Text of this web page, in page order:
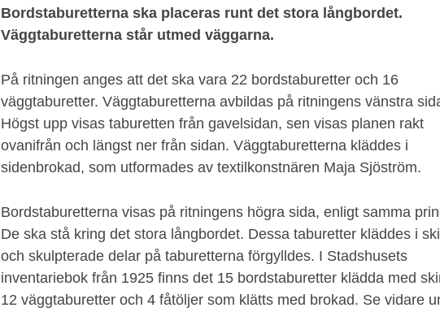
Bordstaburetterna ska placeras runt det stora långbordet.
Väggtaburetterna står utmed väggarna.
På ritningen anges att det ska vara 22 bordstaburetter och 16
väggtaburetter. Väggtaburetterna avbildas på ritningens vänstra
Högst upp visas taburetten från gavelsidan, sen visas planen rakt
ovanifrån och längst ner från sidan. Väggtaburetterna kläddes i
sidenbrokad, som utformades av textilkonstnären Maja Sjöström.
Bordstaburetterna visas på ritningens högra sida, enligt samma
De ska stå kring det stora långbordet. Dessa taburetter kläddes i
och skulpterade delar på taburetterna förgylldes. I Stadshusets
inventariebok från 1925 finns det 15 bordstaburetter klädda med
12 väggtaburetter och 4 fåtöljer som klätts med brokad. Se vidare